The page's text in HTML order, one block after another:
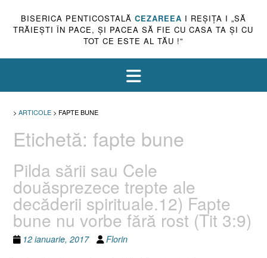
BISERICA PENTICOSTALĂ CEZAREEA I REŞIŢA I „SĂ
TRĂIEŞTI ÎN PACE, ŞI PACEA SĂ FIE CU CASA TA ŞI CU
TOT CE ESTE AL TĂU !”
> ARTICOLE > FAPTE BUNE
Etichetă: fapte bune
Pilda sării sau Cele
douăsprezece trepte ale
decăderii spirituale.12) Fapte
bune nu vorbe fără rost (Tit 3:9)
12 ianuarie, 2017 Florin